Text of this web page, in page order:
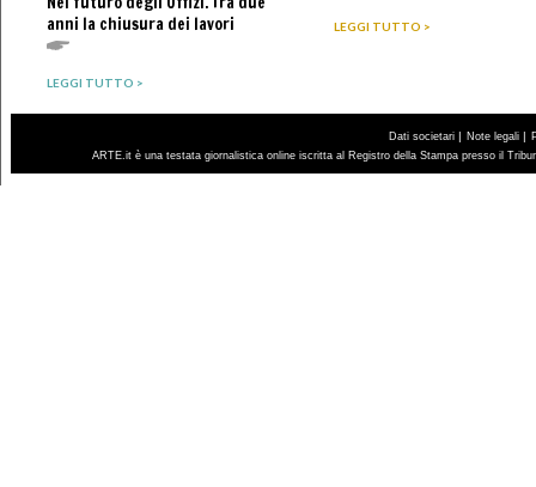
anni la chiusura dei lavori
LEGGI TUTTO >
LEGGI TUTTO >
Dati societari | Note legali |
ARTE.it è una testata giornalistica online iscritta al Registro della Stampa presso il